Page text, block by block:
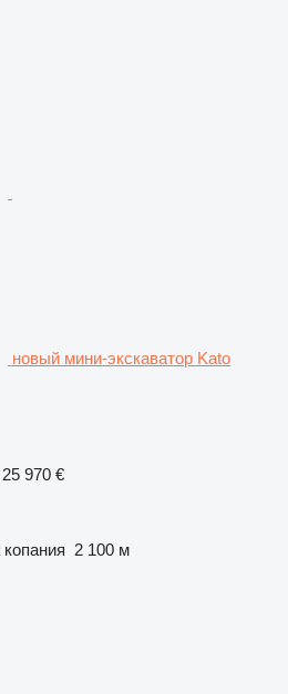
новый мини-экскаватор Kato
970 €
2 100 м